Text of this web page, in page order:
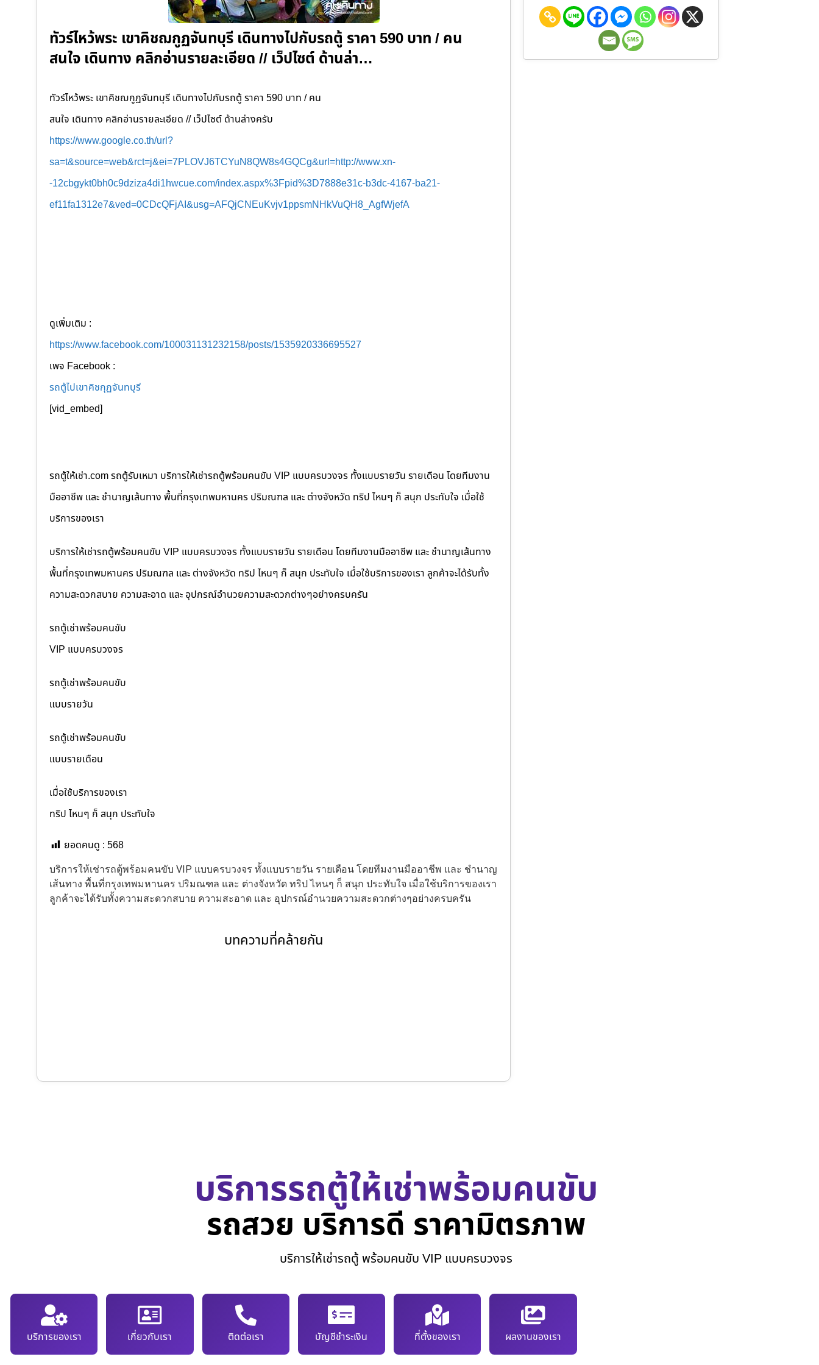
ทัวร์ไหว้พระ เขาคิชฌกูฏจันทบุรี เดินทางไปกับรถตู้ ราคา 590 บาท / คน
สนใจ เดินทาง คลิกอ่านรายละเอียด // เว็ปไซต์ ด้านล่า…
ทัวร์ไหว้พระ เขาคิชฌกูฏจันทบุรี เดินทางไปกับรถตู้ ราคา 590 บาท / คน
สนใจ เดินทาง คลิกอ่านรายละเอียด // เว็ปไซต์ ด้านล่างครับ
https://www.google.co.th/url?
sa=t&source=web&rct=j&ei=7PLOVJ6TCYuN8QW8s4GQCg&url=http://www.xn-
-12cbgykt0bh0c9dziza4di1hwcue.com/index.aspx%3Fpid%3D7888e31c-b3dc-4167-ba21-
ef11fa1312e7&ved=0CDcQFjAI&usg=AFQjCNEuKvjv1ppsmNHkVuQH8_AgfWjefA
ดูเพิ่มเติม :
https://www.facebook.com/100031131232158/posts/1535920336695527
เพจ Facebook :
รถตู้ไปเขาคิชกุฏจันทบุรี
[vid_embed]
รถตู้ให้เช่า.com รถตู้รับเหมา บริการให้เช่ารถตู้พร้อมคนขับ VIP แบบครบวงจร ทั้งแบบรายวัน รายเดือน โดยทีมงาน
มืออาชีพ และ ชำนาญเส้นทาง พื้นที่กรุงเทพมหานคร ปริมณฑล และ ต่างจังหวัด ทริป ไหนๆ ก็ สนุก ประทับใจ เมื่อใช้
บริการของเรา
บริการให้เช่ารถตู้พร้อมคนขับ VIP แบบครบวงจร ทั้งแบบรายวัน รายเดือน โดยทีมงานมืออาชีพ และ ชำนาญเส้นทาง
พื้นที่กรุงเทพมหานคร ปริมณฑล และ ต่างจังหวัด ทริป ไหนๆ ก็ สนุก ประทับใจ เมื่อใช้บริการของเรา ลูกค้าจะได้รับทั้ง
ความสะดวกสบาย ความสะอาด และ อุปกรณ์อำนวยความสะดวกต่างๆอย่างครบครัน
รถตู้เช่าพร้อมคนขับ
VIP แบบครบวงจร
รถตู้เช่าพร้อมคนขับ
แบบรายวัน
รถตู้เช่าพร้อมคนขับ
แบบรายเดือน
เมื่อใช้บริการของเรา
ทริป ไหนๆ ก็ สนุก ประทับใจ
ยอดคนดู : 568
บริการให้เช่ารถตู้พร้อมคนขับ VIP แบบครบวงจร ทั้งแบบรายวัน รายเดือน โดยทีมงานมืออาชีพ และ ชำนาญ
เส้นทาง พื้นที่กรุงเทพมหานคร ปริมณฑล และ ต่างจังหวัด ทริป ไหนๆ ก็ สนุก ประทับใจ เมื่อใช้บริการของเรา
ลูกค้าจะได้รับทั้งความสะดวกสบาย ความสะอาด และ อุปกรณ์อำนวยความสะดวกต่างๆอย่างครบครัน
บทความที่คล้ายกัน
บริการรถตู้ให้เช่าพร้อมคนขับ
รถสวย บริการดี ราคามิตรภาพ
บริการให้เช่ารถตู้ พร้อมคนขับ VIP แบบครบวงจร
บริการของเรา เกี่ยวกับเรา ติดต่อเรา บัญชีชำระเงิน ที่ตั้งของเรา ผลงานของเรา